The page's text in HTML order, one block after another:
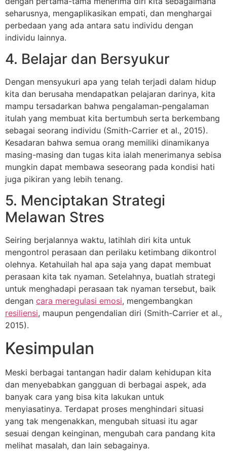
seharusnya, mengaplikasikan empati, dan menghargai
perbedaan yang ada antara satu individu dengan
individu lainnya.
4. Belajar dan Bersyukur
Dengan mensyukuri apa yang telah terjadi dalam hidup
kita dan berusaha mendapatkan pelajaran darinya, kita
mampu tersadarkan bahwa pengalaman-pengalaman
itulah yang membuat kita bertumbuh serta berkembang
sebagai seorang individu (Smith-Carrier et al., 2015).
Kesadaran bahwa semua orang memiliki dinamikanya
masing-masing dan tugas kita ialah menerimanya sebisa
mungkin dapat membawa seseorang pada kondisi hati
juga pikiran yang lebih tenang.
5. Menciptakan Strategi
Melawan Stres
Seiring berjalannya waktu, latihlah diri kita untuk
mengontrol perasaan dan perilaku ketimbang dikontrol
olehnya. Ketahuilah hal apa saja yang dapat membuat
perasaan kita tak nyaman. Setelahnya, buatlah strategi
untuk menghadapi perasaan tak nyaman tersebut, baik
dengan cara meregulasi emosi, mengembangkan
resiliensi, maupun pengendalian diri (Smith-Carrier et al.,
2015).
Kesimpulan
Meski berbagai tantangan hadir dalam kehidupan kita
dan menyebabkan gangguan di berbagai aspek, ada
banyak cara yang bisa kita lakukan untuk
menyiasatinya. Terdapat proses menghindari situasi
yang tak mengenakkan, mengubah situasi itu agar
sesuai dengan keinginan, mengubah cara pandang kita
melihat masalah, dan lain sebagainya.